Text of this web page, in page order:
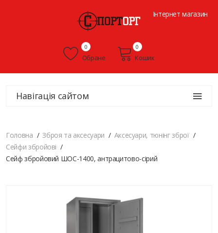
Інтернет магазин
Обране
0
Кошик
0
Навігація сайтом
Головна Зброя та аксесуари
Аксесуари, тюнінг зброї
Сейфи збройові
Сейф збройовий ШОС-1400, антрацитово-сірий